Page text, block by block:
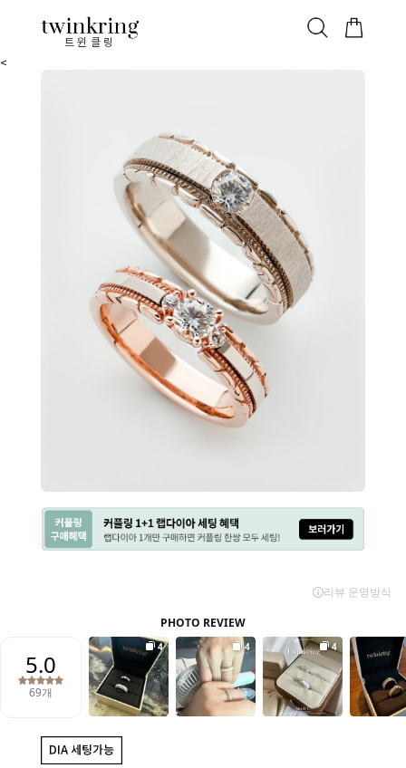
트윈클링
ALL 베스트 안쪽막음 웨딩/다이아 가드링/반지
<